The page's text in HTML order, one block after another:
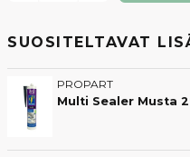
SUOSITELTAVAT
PROPART